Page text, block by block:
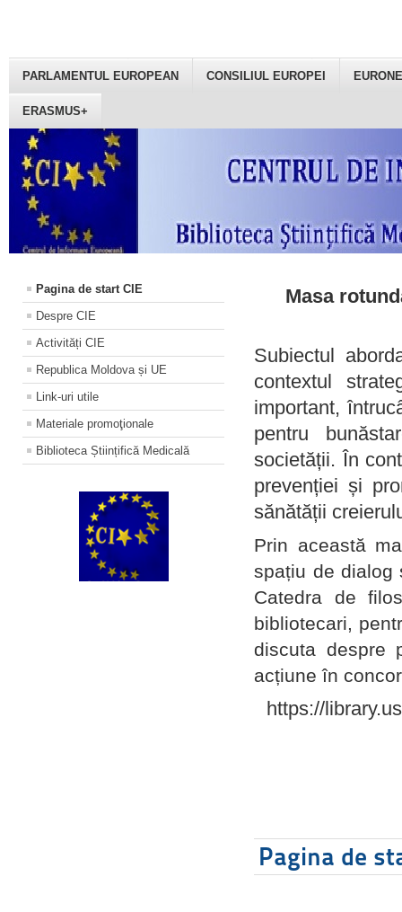
PARLAMENTUL EUROPEAN CONSILIUL EUROPEI
ERASMUS+
Pagina de start CIE
Despre CIE
Activități CIE
Republica Moldova și UE
Link-uri utile
Materiale promoţionale
Biblioteca Științifică Medicală
Masa
Subiectul
contextul
important,
pentru
societății. În
prevenției și
sănătății
Prin această
spațiu de dialog
Catedra de
bibliotecari,
discuta despre
acțiune în
https://
Pagina de